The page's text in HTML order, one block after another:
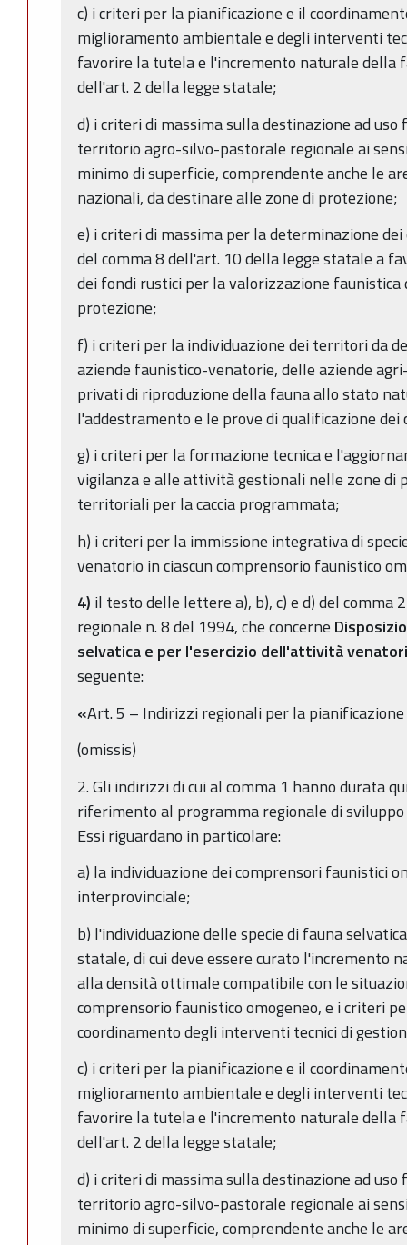
c) i criteri per la pianificazione e il
miglioramento ambientale e degli interventi
favorire la tutela e l'incremento naturale della
dell'art. 2 della legge statale;
d) i criteri di massima sulla destinazione ad
territorio agro-silvo-pastorale regionale ai
minimo di superficie, comprendente anche le
nazionali, da destinare alle zone di protezione;
e) i criteri di massima per la determinazione
del comma 8 dell'art. 10 della legge statale a
dei fondi rustici per la valorizzazione
protezione;
f) i criteri per la individuazione dei territori da
aziende faunistico-venatorie, delle aziende
privati di riproduzione della fauna allo stato
l'addestramento e le prove di qualificazione dei
g) i criteri per la formazione tecnica e
vigilanza e alle attività gestionali nelle zone di
territoriali per la caccia programmata;
h) i criteri per la immissione integrativa di
venatorio in ciascun comprensorio faunistico
4) il testo delle lettere a), b), c) e d) del comma
regionale n. 8 del 1994, che concerne
selvatica e per l'esercizio dell'attività
seguente:
«Art. 5 – Indirizzi regionali per la
(omissis)
2. Gli indirizzi di cui al comma 1 hanno durata
riferimento al programma regionale di
Essi riguardano in particolare:
a) la individuazione dei comprensori faunistici
interprovinciale;
b) l'individuazione delle specie di fauna
statale, di cui deve essere curato l'incremento
alla densità ottimale compatibile con le
comprensorio faunistico omogeneo, e i criteri
coordinamento degli interventi tecnici di
c) i criteri per la pianificazione e il
miglioramento ambientale e degli interventi
favorire la tutela e l'incremento naturale della
dell'art. 2 della legge statale;
d) i criteri di massima sulla destinazione ad
territorio agro-silvo-pastorale regionale ai
minimo di superficie, comprendente anche le